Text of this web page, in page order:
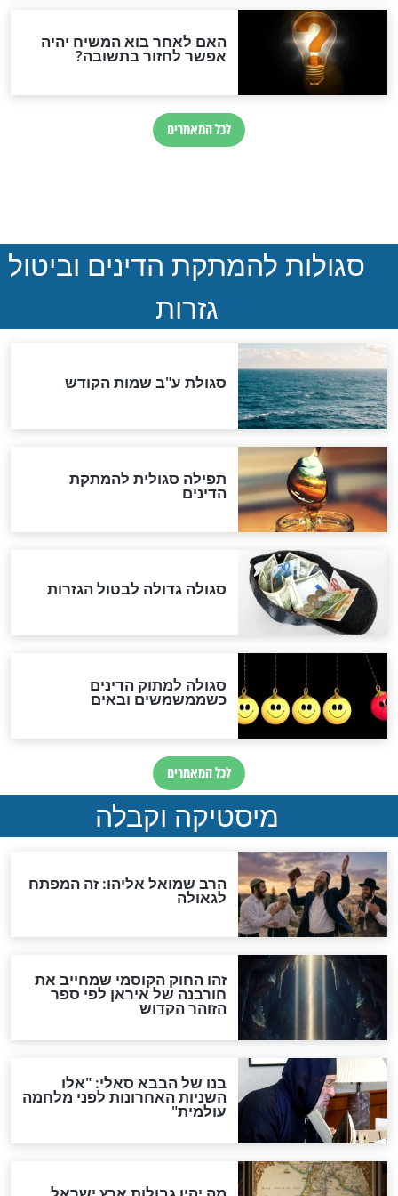
חדשות יהדות
הותר לפרסום: לוחמי מילואים
נהרגו בדרום לבנון
ההסכם החשאי של טראמפ
ואיראן: בלי שקיפות ועם הרבה
סימני שאלה
המסמך האבוד שנחשף
במרתפי מוסקבה: כתב היד
הנדיר של הרשב"ם התגלה
"מודה לקב"ה על כל השנים"
לכל המאמרים
אחרית הימים
האם אפשר לחשב את הקץ?
מה יהיה בימות המשיח?
"לפני הגאולה תהיה אפיקורסות
והכחשה גדולה מאוד של
האמונה"
האם לאחר בוא המשיח יהיה
אפשר לחזור בתשובה?